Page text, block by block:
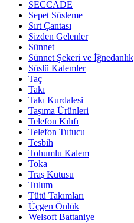
SECCADE
Sepet Süsleme
Sırt Çantası
Sizden Gelenler
Sünnet
Sünnet Şekeri ve İğnedanlık
Süslü Kalemler
Taç
Takı
Takı Kurdalesi
Taşıma Ürünleri
Telefon Kılıfı
Telefon Tutucu
Tesbih
Tohumlu Kalem
Toka
Traş Kutusu
Tulum
Tütü Takımları
Üçgen Önlük
Welsoft Battaniye